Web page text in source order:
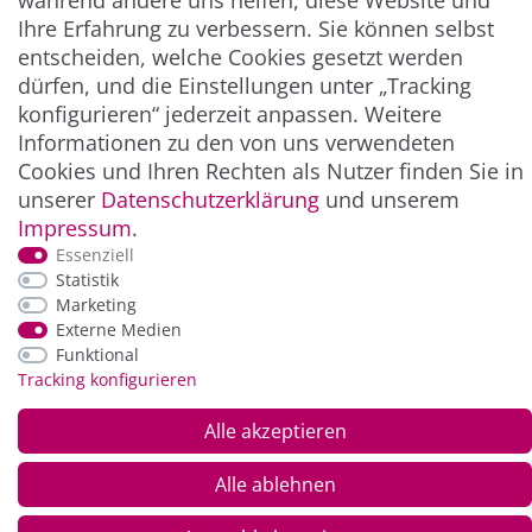
ZAHLUNG & VERSAND
*Alle Preise inkl. der gesetzl. MwSt. zzgl.
und Versandkosten
Ihre Erfahrung zu verbessern. Sie können selbst
entscheiden, welche Cookies gesetzt werden
dürfen, und die Einstellungen unter „Tracking
konfigurieren“ jederzeit anpassen. Weitere
Informationen zu den von uns verwendeten
Cookies und Ihren Rechten als Nutzer finden Sie in
unserer Daten­schutz­erklärung und unserem
Impressum.
Essenziell
Statistik
Marketing
Externe Medien
Funktional
Tracking konfigurieren
Alle akzeptieren
Alle ablehnen
© Copyright 2026 Alle Rechte vorbehalten. |